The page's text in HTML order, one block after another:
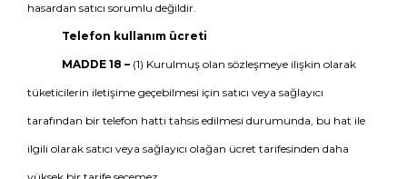
hasardan satıcı sorumlu değildir.
Telefon kullanım ücreti
MADDE 18 –(1) Kurulmuş olan sözleşmeye ilişkin olarak
tüketicilerin iletişime geçebilmesi için satıcı veya sağlayıcı
tarafından bir telefon hattı tahsis edilmesi durumunda, bu hat ile
ilgili olarak satıcı veya sağlayıcı olağan ücret tarifesinden daha